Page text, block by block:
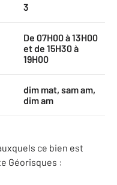
3
De 07H00 à 13H00
et de 15H30 à
19H00
dim mat, sam am,
dim am
ce bien est
Géorisques :